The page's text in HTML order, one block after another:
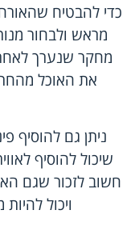
כדי להבטיח
מראש ולבחור
את האוכל
ניתן גם להוסיף
שיכול להוסיף
חשוב לזכור שגם
ויכול